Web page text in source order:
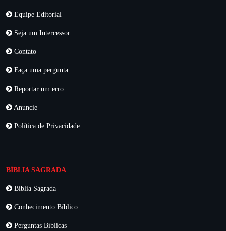
Equipe Editorial
Seja um Intercessor
Contato
Faça uma pergunta
Reportar um erro
Anuncie
Política de Privacidade
BÍBLIA SAGRADA
Bíblia Sagrada
Conhecimento Bíblico
Perguntas Bíblicas